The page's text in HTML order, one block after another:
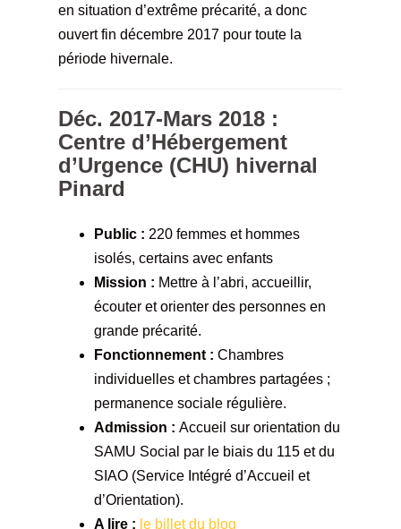
en situation d’extrême précarité, a donc
ouvert fin décembre 2017 pour toute la
période hivernale.
Déc. 2017-Mars 2018 :
Centre d’Hébergement
d’Urgence (CHU) hivernal
Pinard
Public : 220 femmes et hommes
isolés, certains avec enfants
Mission : Mettre à l’abri, accueillir,
écouter et orienter des personnes en
grande précarité.
Fonctionnement : Chambres
individuelles et chambres partagées ;
permanence sociale régulière.
Admission : Accueil sur orientation du
SAMU Social par le biais du 115 et du
SIAO (Service Intégré d’Accueil et
d’Orientation).
A lire : le billet du blog